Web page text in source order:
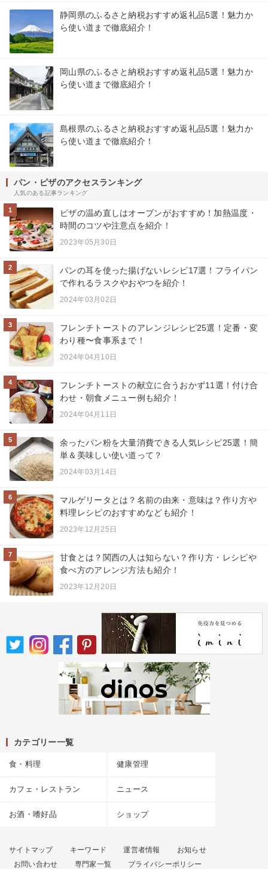
静岡県のふるさと納税おすすめ返礼品5選！魅力か
ら使い道まで徹底紹介！
岡山県のふるさと納税おすすめ返礼品5選！魅力か
ら使い道まで徹底紹介！
島根県のふるさと納税おすすめ返礼品5選！魅力か
ら使い道まで徹底紹介！
パン・ピザのアクセスランキング
人気のある記事ランキング
1
ピザの温め直しはオーブンがおすすめ！加熱温度・
時間のコツや注意点を紹介！
2023年05月30日
2
パンの耳を使った揚げないレシピ17選！フライパン
で作れるラスクやおやつを紹介！
2024年03月02日
3
フレンチトーストのアレンジレシピ25選！定番・変
わり種〜食事系まで！
2024年04月10日
4
フレンチトーストの献立に合うおかず11選！付け合
わせ・朝食メニュー例も紹介！
2024年04月11日
5
余ったパン粉を大量消費できる人気レシピ25選！簡
単＆美味しい使い道って？
2024年03月14日
6
マルゲリータとは？名前の由来・意味は？作り方や
料理レシピのおすすめなども紹介！
2023年12月25日
7
甘食とは？関西の人は知らない？作り方・レシピや
食べ方のアレンジ方法も紹介！
2023年12月20日
カテゴリー一覧
食・料理 健康管理
カフェ・レストラン ニュース
お酒・嗜好品 ショップ
サイトマップ キーワード 運営者情報
お知らせ
お問い合わせ
専門家一覧 プライバシーポリシー